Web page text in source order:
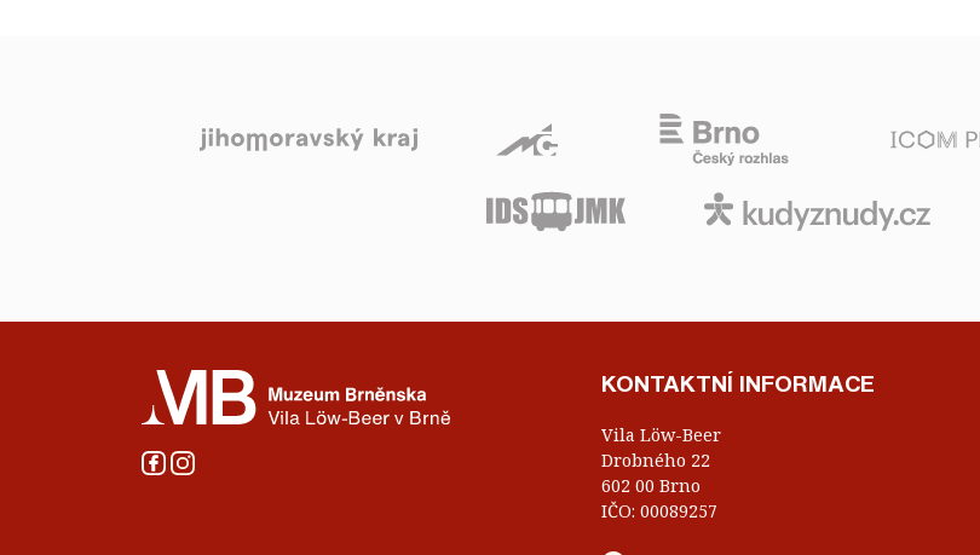
KONTAKTNÍ INFORMACE
Vila Löw-Beer
Drobného 22
602 00 Brno
IČO: 00089257